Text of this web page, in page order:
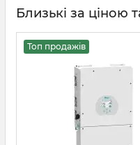
Близькі за ціною
Топ продажів